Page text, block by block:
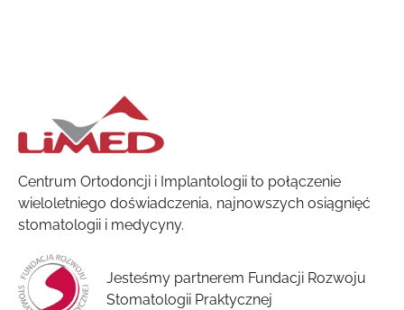
Centrum Ortodoncji i Implantologii to połączenie
wieloletniego doświadczenia, najnowszych osiągnięć
stomatologii i medycyny.
Jesteśmy partnerem Fundacji Rozwoju
Stomatologii Praktycznej